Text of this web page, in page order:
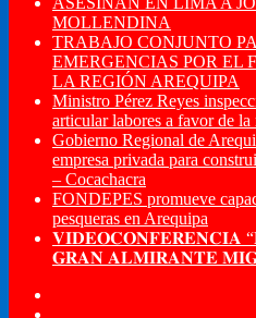
MOLLENDINA
TRABAJO CONJUNTO
EMERGENCIAS POR EL
LA REGIÓN AREQUIPA
Ministro Pérez Reyes
articular labores a favor de
Gobierno Regional de
empresa privada para
– Cocachacra
FONDEPES promueve
pesqueras en Arequipa
𝐕𝐈𝐃𝐄𝐎𝐂𝐎𝐍𝐅𝐄𝐑𝐄𝐍𝐂𝐈𝐀
𝐆𝐑𝐀𝐍 𝐀𝐋𝐌𝐈𝐑𝐀𝐍𝐓𝐄